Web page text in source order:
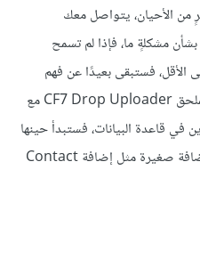
من الأحيان، يتواصل معك
مشكلةٍ ما، فإذا لم تسمح
الأقل، فستبقى بعيدًا عن فهم
مشكلة المستخدم وحلها. وبدمجك لملحق CF7 Drop Uploader مع
في قاعدة البيانات، فستبدأ حينها
بالفعل باستخراج فوائد عديدة من إضافة صغيرة مثل إضافة Contact